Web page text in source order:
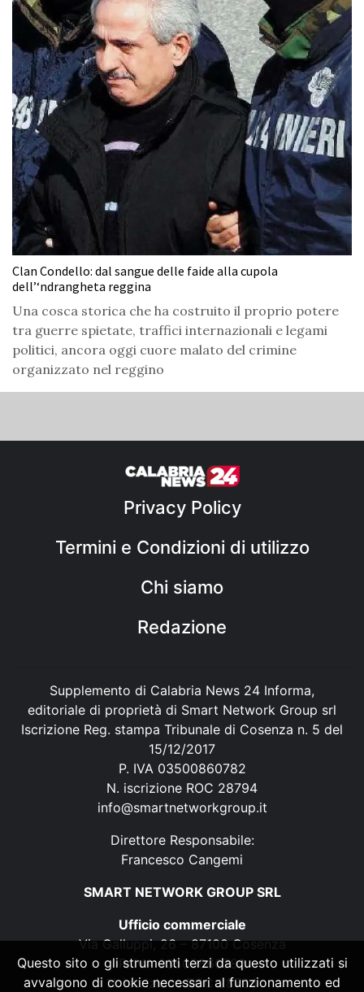
Clan Condello: dal sangue delle faide alla cupola
dell’‘ndrangheta reggina
Una cosca storica che ha costruito il proprio potere
tra guerre spietate, traffici internazionali e legami
politici, ancora oggi cuore malato del crimine
organizzato nel reggino
Privacy Policy
Termini e Condizioni di utilizzo
Chi siamo
Redazione
Supplemento di Calabria News 24 Informa,
editoriale di proprietà di Smart Network Group srl
Iscrizione Reg. stampa Tribunale di Cosenza n. 5 del
15/12/2017
P. IVA 03500860782
N. iscrizione ROC 28794
info@smartnetworkgroup.it
Direttore Responsabile:
Francesco Cangemi
SMART NETWORK GROUP SRL
Ufficio commerciale
Via Galluppi, 26 – 87100 Cosenza
P. IVA 03500860782
N. iscrizione ROC 28794
Questo sito o gli strumenti terzi da questo utilizzati si
avvalgono di cookie necessari al funzionamento ed